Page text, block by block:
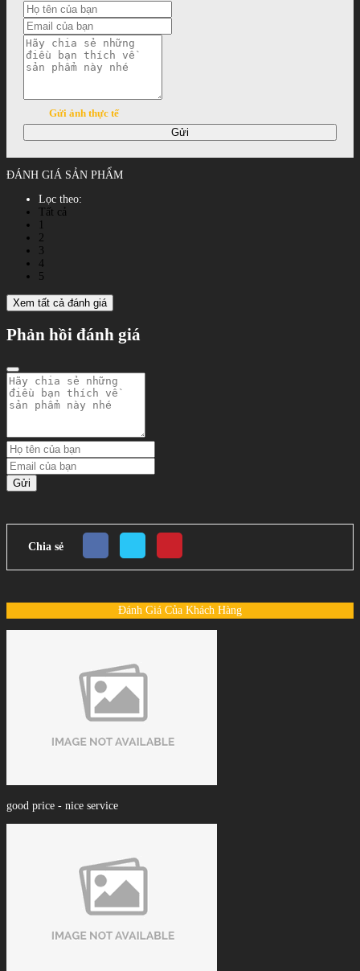
Gửi ảnh thực tế
Gửi
ĐÁNH GIÁ SẢN PHẨM
Lọc theo:
Tất cả
2
3
4
5
Xem tất cả đánh giá
Phản hồi đánh giá
Gửi
Chia sẻ
Đánh Giá Của Khách Hàng
good price - nice service